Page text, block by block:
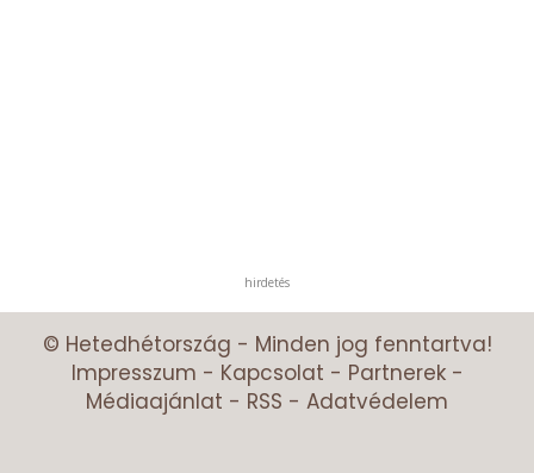
hirdetés
© Hetedhétország - Minden jog fenntartva!
Impresszum - Kapcsolat - Partnerek-
Médiaajánlat - RSS - Adatvédelem